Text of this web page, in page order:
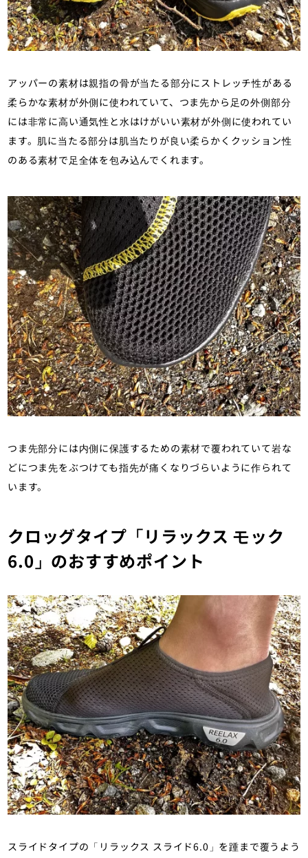
アッパーの素材は親指の骨が当たる部分にストレッチ性がある
柔らかな素材が外側に使われていて、つま先から足の外側部分
には非常に高い通気性と水はけがいい素材が外側に使われてい
ます。肌に当たる部分は肌当たりが良い柔らかくクッション性
のある素材で足全体を包み込んでくれます。
つま先部分には内側に保護するための素材で覆われていて岩な
どにつま先をぶつけても指先が痛くなりづらいように作られて
います。
クロッグタイプ「リラックス モック
6.0」のおすすめポイント
スライドタイプの「リラックス スライド6.0」を踵まで覆うよう